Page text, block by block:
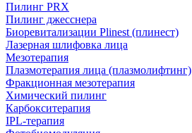
Пилинг PRX
Пилинг джесснера
Биоревитализации Plinest (плинест)
Лазерная шлифовка лица
Мезотерапия
Плазмотерапия лица (плазмолифтинг)
Фракционная мезотерапия
Химический пилинг
Карбокситерапия
IPL‑терапия